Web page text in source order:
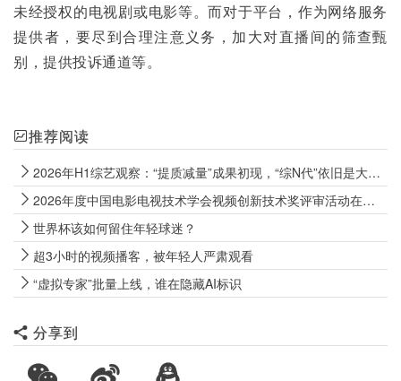
未经授权的电视剧或电影等。而对于平台，作为网络服务
提供者，要尽到合理注意义务，加大对直播间的筛查甄
别，提供投诉通道等。
推荐阅读
2026年H1综艺观察：“提质减量”成果初现，“综N代”依旧是大盘“压舱石”
2026年度中国电影电视技术学会视频创新技术奖评审活动在南京成功举办
世界杯该如何留住年轻球迷？
超3小时的视频播客，被年轻人严肃观看
“虚拟专家”批量上线，谁在隐藏AI标识
分享到